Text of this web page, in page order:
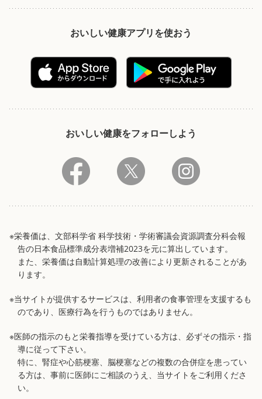
おいしい健康アプリを使おう
おいしい健康をフォローしよう
※栄養価は、文部科学省 科学技術・学術審議会資源調査分科会報
告の日本食品標準成分表増補2023を元に算出しています。
また、栄養価は自動計算処理の改善により更新されることがあ
ります。
※当サイトが提供するサービスは、利用者の食事管理を支援するも
のであり、医療行為を行うものではありません。
※医師の指示のもと栄養指導を受けている方は、必ずその指示・指
導に従って下さい。
特に、腎症や心筋梗塞、脳梗塞などの複数の合併症を患ってい
る方は、事前に医師にご相談のうえ、当サイトをご利用くださ
い。